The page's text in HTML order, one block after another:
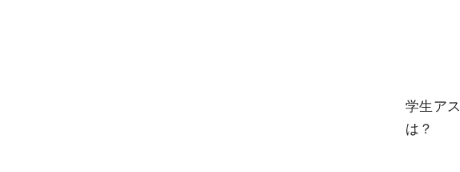
学生ア
は？